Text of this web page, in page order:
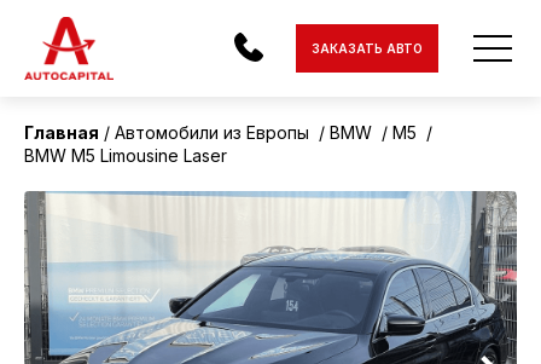
АВТОМОБИЛИ
МОТОЦИКЛЫ
ДОСТАВКА
ЗАКАЗАТЬ АВТО
Главная Автомобили из Европы BMW
M5
BMW M5 Limousine Laser